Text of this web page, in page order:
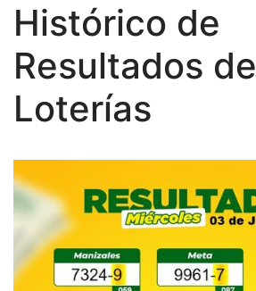
Histórico de
Resultados de
Loterías